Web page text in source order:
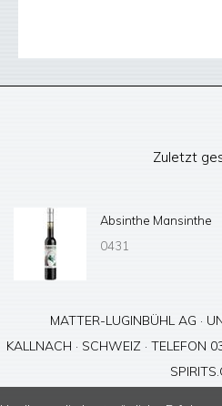
Zuletzt
Absinthe Mansinthe
0431
MATTER-LUGINBÜHL AG ·
KALLNACH · SCHWEIZ · TELEFON